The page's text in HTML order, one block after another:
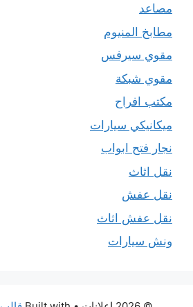
مصاعد
مطابخ المنيوم
مقوي سيرفس
مقوي شبكة
مكتب افراح
ميكانيكي سيارات
نجار فتح ابواب
نقل اثاث
نقل عفش
نقل عفش اثاث
ونش سيارات